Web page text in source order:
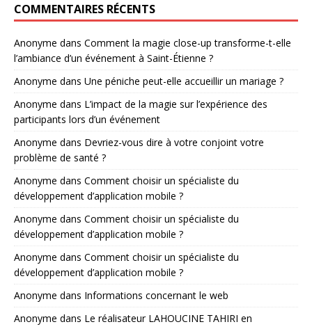
COMMENTAIRES RÉCENTS
Anonyme dans Comment la magie close-up transforme-t-elle
l’ambiance d’un événement à Saint-Étienne ?
Anonyme dans Une péniche peut-elle accueillir un mariage ?
Anonyme dans L’impact de la magie sur l’expérience des
participants lors d’un événement
Anonyme dans Devriez-vous dire à votre conjoint votre
problème de santé ?
Anonyme dans Comment choisir un spécialiste du
développement d’application mobile ?
Anonyme dans Comment choisir un spécialiste du
développement d’application mobile ?
Anonyme dans Comment choisir un spécialiste du
développement d’application mobile ?
Anonyme dans Informations concernant le web
Anonyme dans Le réalisateur LAHOUCINE TAHIRI en